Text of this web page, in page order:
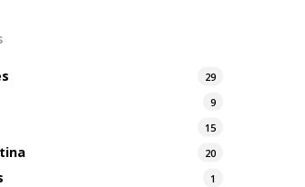
29
9
15
20
1